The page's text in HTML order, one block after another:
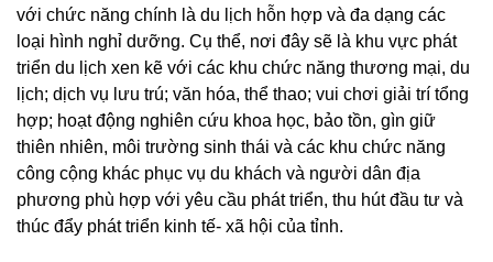
với chức năng chính là du lịch hỗn hợp và đa dạng các
loại hình nghỉ dưỡng. Cụ thể, nơi đây sẽ là khu vực phát
triển du lịch xen kẽ với các khu chức năng thương mại, du
lịch; dịch vụ lưu trú; văn hóa, thể thao; vui chơi giải trí tổng
hợp; hoạt động nghiên cứu khoa học, bảo tồn, gìn giữ
thiên nhiên, môi trường sinh thái và các khu chức năng
công cộng khác phục vụ du khách và người dân địa
phương phù hợp với yêu cầu phát triển, thu hút đầu tư và
thúc đẩy phát triển kinh tế- xã hội của tỉnh.